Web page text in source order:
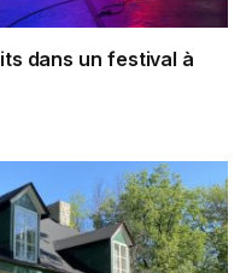
dans un festival à